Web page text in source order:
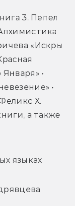
3. Пепел
«Искры
•
•
Х.
а также
языках